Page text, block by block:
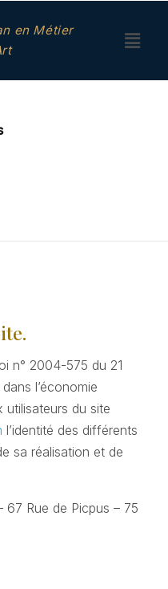
en Métier
n° 2004-575 du 21
l’économie
utilisateurs du site
l’identité des différents
sa réalisation et de
67 Rue de Picpus – 75